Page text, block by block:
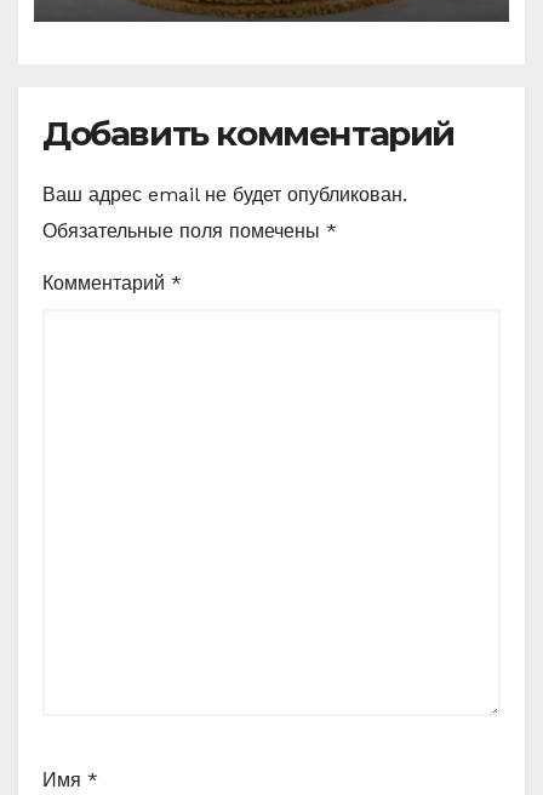
Добавить комментарий
Ваш адрес email не будет опубликован.
Обязательные поля помечены *
Комментарий *
Имя *